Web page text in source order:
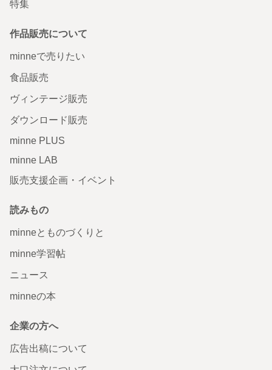
特集
作品販売について
minneで売りたい
食品販売
ヴィンテージ販売
ダウンロード販売
minne PLUS
minne LAB
販売支援企画・イベント
読みもの
minneとものづくりと
minne学習帖
ニュース
minneの本
企業の方へ
広告出稿について